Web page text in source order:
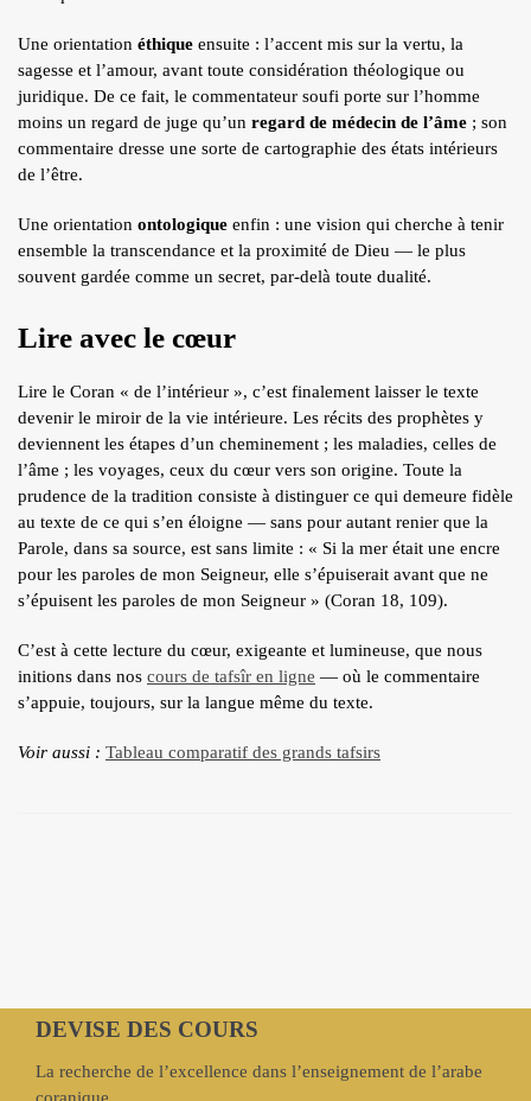
Une orientation éthique ensuite : l’accent mis sur la vertu, la
sagesse et l’amour, avant toute considération théologique ou
juridique. De ce fait, le commentateur soufi porte sur l’homme
moins un regard de juge qu’un regard de médecin de l’âme ; son
commentaire dresse une sorte de cartographie des états intérieurs
de l’être.
Une orientation ontologique enfin : une vision qui cherche à tenir
ensemble la transcendance et la proximité de Dieu — le plus
souvent gardée comme un secret, par-delà toute dualité.
Lire avec le cœur
Lire le Coran « de l’intérieur », c’est finalement laisser le texte
devenir le miroir de la vie intérieure. Les récits des prophètes y
deviennent les étapes d’un cheminement ; les maladies, celles de
l’âme ; les voyages, ceux du cœur vers son origine. Toute la
prudence de la tradition consiste à distinguer ce qui demeure fidèle
au texte de ce qui s’en éloigne — sans pour autant renier que la
Parole, dans sa source, est sans limite : « Si la mer était une encre
pour les paroles de mon Seigneur, elle s’épuiserait avant que ne
s’épuisent les paroles de mon Seigneur » (Coran 18, 109).
C’est à cette lecture du cœur, exigeante et lumineuse, que nous
initions dans nos cours de tafsîr en ligne — où le commentaire
s’appuie, toujours, sur la langue même du texte.
Voir aussi : Tableau comparatif des grands tafsirs
DEVISE DES COURS
La recherche de l’excellence dans l’enseignement de l’arabe